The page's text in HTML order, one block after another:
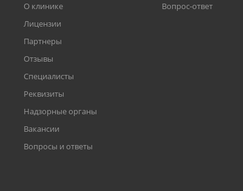
О клинике
Лицензии
Партнеры
Отзывы
Специалисты
Реквизиты
Надзорные органы
Вакансии
Вопросы и ответы
Вопрос-ответ